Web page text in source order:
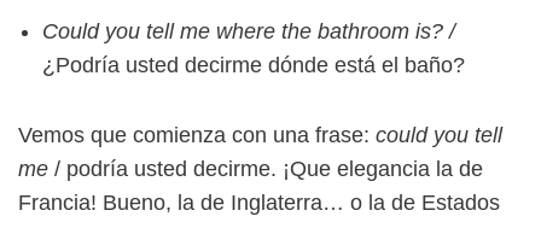
Could you tell me where the bathroom is? /
¿Podría usted decirme dónde está el baño?
Vemos que comienza con una frase: could you tell
me / podría usted decirme. ¡Que elegancia la de
Francia! Bueno, la de Inglaterra… o la de Estados